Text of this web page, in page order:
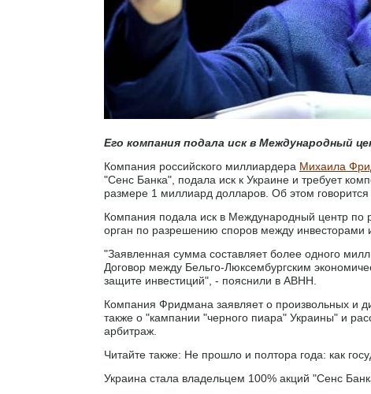
Его компания подала иск в Международный
Компания российского миллиардера Михаила
"Сенс Банка", подала иск к Украине и требует
размере 1 миллиард долларов. Об этом
Компания подала иск в Международный центр
орган по разрешению споров между инвесторами
"Заявленная сумма составляет более одного
Договор между Бельго-Люксембургским
защите инвестиций", - пояснили в ABHH.
Компания Фридмана заявляет о произвольных и
также о "кампании "черного пиара" Украины" и
арбитраж.
Читайте также: Не прошло и полтора года: как
Украина стала владельцем 100% акций "Сенс